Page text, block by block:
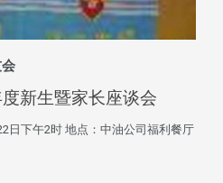
新生暨家长座谈会
午2时 地点：中油公司福利餐厅